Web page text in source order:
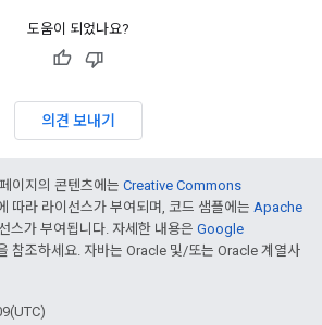
도움이 되었나요?
의견 보내기
이지의 콘텐츠에는 Creative Commons
따라 라이선스가 부여되며, 코드 샘플에는 Apache
스가 부여됩니다. 자세한 내용은 Google
참조하세요. 자바는 Oracle 및/또는 Oracle 계열사